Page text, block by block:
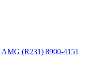
(R231) 8900-4151